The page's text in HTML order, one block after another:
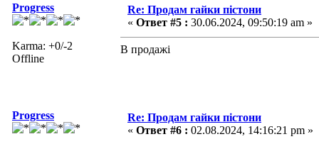
Progress
Karma: +0/-2
Offline
Re: Продам гайки пістони
« Ответ #5 : 30.06.2024, 09:50:19 am »
В продажі
Progress
Re: Продам гайки пістони
« Ответ #6 : 02.08.2024, 14:16:21 pm »